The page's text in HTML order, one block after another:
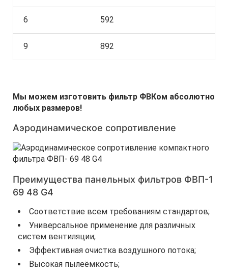
6 592
9 892
Мы можем изготовить фильтр ФВКом абсолютно
любых размеров!
Аэродинамическое сопротивление
Преимущества панельных фильтров ФВП-1
69 48 G4
Соответствие всем требованиям стандартов;
Универсальное применение для различных
систем вентиляции;
Эффективная очистка воздушного потока;
Высокая пылеёмкость;